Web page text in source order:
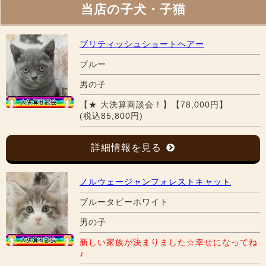
当店の子犬・子猫
ブリティッシュショートヘアー
ブルー
男の子
【★ 大決算商談会！】【78,000円】
(税込85,800円)
詳細情報を見る
ノルウェージャンフォレストキャット
ブルータビーホワイト
男の子
新しい家族が決まりました☆幸せになってね
♪